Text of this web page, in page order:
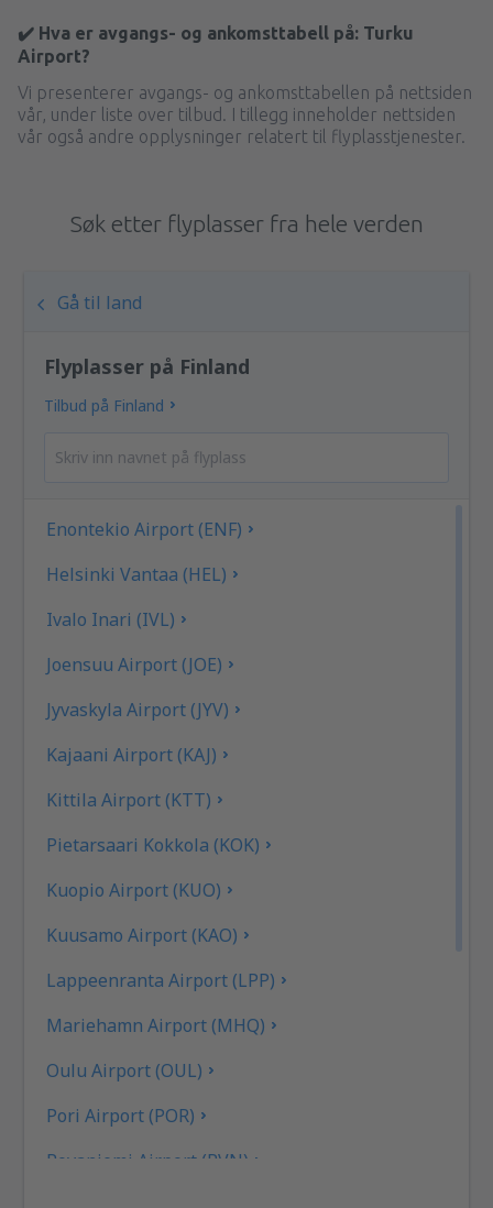
✔️ Hva er avgangs- og ankomsttabell på: Turku
Airport?
Vi presenterer avgangs- og ankomsttabellen på nettsiden
vår, under liste over tilbud. I tillegg inneholder nettsiden
vår også andre opplysninger relatert til flyplasstjenester.
Søk etter flyplasser fra hele verden
Gå til land
Flyplasser på Finland
Tilbud på Finland
Enontekio Airport (ENF)
Helsinki Vantaa (HEL)
Ivalo Inari (IVL)
Joensuu Airport (JOE)
Jyvaskyla Airport (JYV)
Kajaani Airport (KAJ)
Kittila Airport (KTT)
Pietarsaari Kokkola (KOK)
Kuopio Airport (KUO)
Kuusamo Airport (KAO)
Lappeenranta Airport (LPP)
Mariehamn Airport (MHQ)
Oulu Airport (OUL)
Pori Airport (POR)
Rovaniemi Airport (RVN)